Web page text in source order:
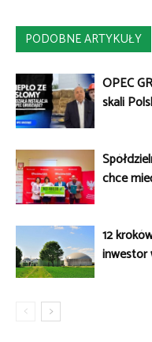
PODOBNE ARTYKUŁY
OPEC
skali
chce
12
inwestor